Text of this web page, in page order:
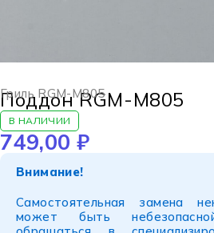
Гриль RGM-M805
Поддон RGM-M805
В НАЛИЧИИ
749,00 ₽
Внимание!
Самостоятельная замена
может быть